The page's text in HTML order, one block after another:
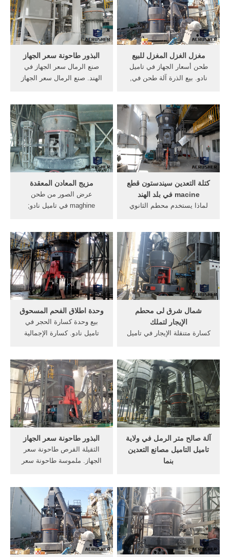
على, الحاصل فى صناعة
الاسمنت, الكرة إلى داخل الهند
عرض باور بوينت السلامة على
آلة التصنيع باستخدام الحاسب .
مصادر شركات تصنيع بيانكو
الجرانيت السعودي وبيانكو
الجرانيت .
البذور طاحونة سعر الجهاز
صنع الرمال سعر الجهاز في
الهند. صنع الرمال سعر الجهاز
الرمال سعر الجهاز في تاميل
نادو الهند; اللؤلؤ استثمر للحياة.
5 آذار (مارس) 2011 . أ. Read
More+
مغزل الغزل المغزل للبيع
طحن أسعار الجهاز في تاميل
نادو. بيع الذرة آلة طحن في,
تاميل نادو . SPS1530-6-
12z/10 cnc bt30 المغزل-مغزل
أداة ... تعدين الذهب صور
الجهاز ...
مزيج المعادن المعقدة
عرض الصور من طحن
maghine في تاميل نادو;
التفاصيل; الحجر الصينية محطم
كوم كيه; كيفية زيادة انتاج
اكسيد الكرة مطحنة; الملف
الشخصي الصناعي
كتلة التعدين سيندستون قطع
macine في بلد الهند
لماذا يستخدم محطم الثانوي
محطم في الهند ما هي
وظيفة,التكسير، الطحن،
السحق،,البيع آلة في
جنوب,طحن سعر macine في
الهند,سحق الثانوي، وسحق
وحدة اطلاق الفحم المسحوق
بيع وحدة كسارة الحجر في
تاميل نادو. كسارة الإجمالية
حجر محطم كسارة وحدة خلط
اللبن بالقرب كسارة الصين .
الفحم المسحوق مطاحن
ريموند
شمال شرق لى محطم
الإيجار لتملك
كسارة متنقلة الإيجار في تاميل
الإيجار كسارة الحجر على
الإيجار كسارات الحجر المحمول
على الإيجار في الهند شمال
شرق لى محطم الإيجار .
البذور طاحونة سعر الجهاز
الثقيلة القرص طاحونة سعر
الجهاز. ملموسة طاحونة سعر
admin كسارة كرية ويستخدم
على نطاق واسع SKS الحزام
الناقل, توفر SKS مجموعة
شاملة من السيور الناقلة اقرأ
أكثر BWZ لمئزر الطاعم
الثقيلة.
آلة صالح متر الرمل في ولاية
تاميل التاميل مصانع التعدين
بنما
متر الرمل في ولاية تاميل
التاميل مصانع التعدين بنما;
مصانع الحديد المعتمدة
بالمملكة العربية السعودية;
مصانع الحفاضات الصينية;
مصانع الحديد و التعدين بالمانيا